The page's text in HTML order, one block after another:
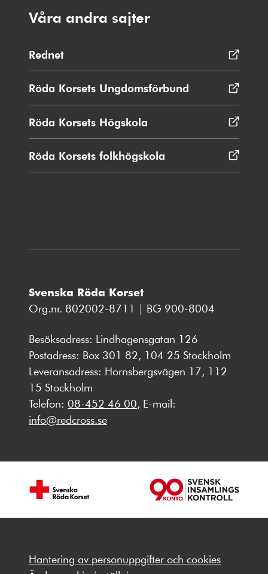
Våra andra sajter
Rednet
i
nytt
fönster
Röda Korsets Ungdomsförbund Öppnas
i
Röda Korsets Högskola
i
nytt
fönster
Röda Korsets folkhögskola
i
Svenska Röda Korset
Org.nr. 802002-8711 | BG 900-8004
Besöksadress: Lindhagensgatan 126
Postadress: Box 301 82, 104 25 Stockholm
Leveransadress: Hornsbergsvägen 17, 112
15 Stockholm
Telefon: 08-452 46 00, E-mail:
info@redcross.se
Hantering av personuppgifter och cookies